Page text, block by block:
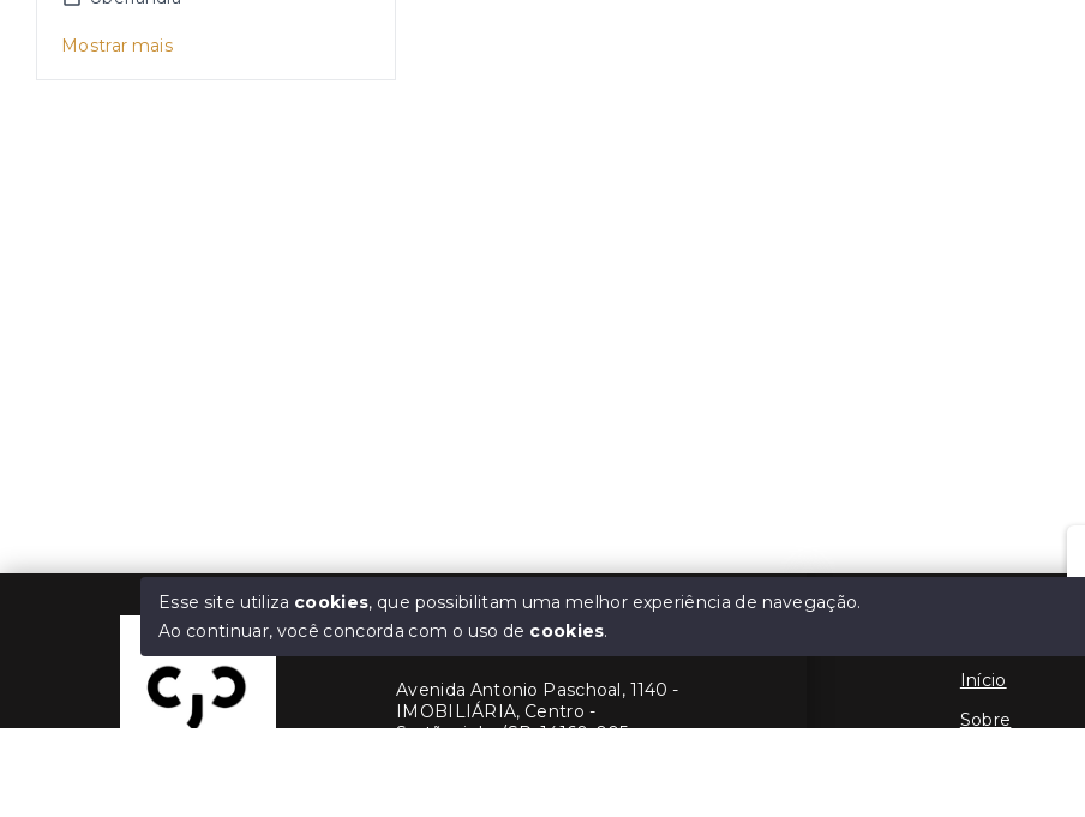
Mostrar mais
Início
Sobre
Cris Jaber Ciavatta
Avenida Antonio Paschoal, 1140 -
IMOBILIÁRIA, Centro -
Sertãozinho/SP, 14160-005
Esse site utiliza cookies, que possibilitam uma melhor experiência de navegação.
Ao continuar, você concorda com o uso de cookies.